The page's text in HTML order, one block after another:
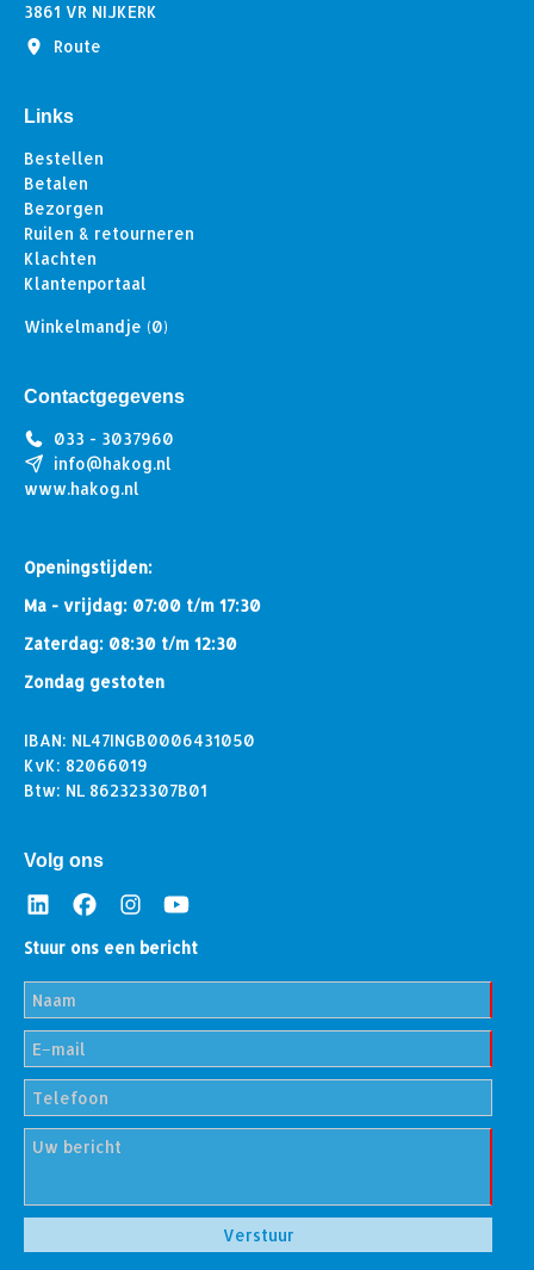
3861 VR NIJKERK
Route
Links
Bestellen
Betalen
Bezorgen
Ruilen & retourneren
Klachten
Klantenportaal
Winkelmandje (0)
Contactgegevens
033 - 3037960
info@hakog.nl
www.hakog.nl
Openingstijden:
Ma - vrijdag: 07:00 t/m 17:30
Zaterdag: 08:30 t/m 12:30
Zondag gestoten
IBAN: NL47INGB0006431050
KvK: 82066019
Btw: NL 862323307B01
Volg ons
Stuur ons een bericht